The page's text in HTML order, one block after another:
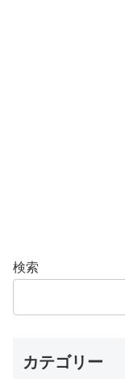
検索
カテゴリー